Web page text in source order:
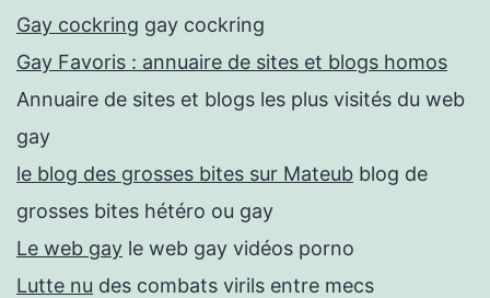
Gay cockring gay cockring
Gay Favoris : annuaire de sites et blogs homos
Annuaire de sites et blogs les plus visités du web
gay
le blog des grosses bites sur Mateub blog de
grosses bites hétéro ou gay
Le web gay le web gay vidéos porno
Lutte nu des combats virils entre mecs